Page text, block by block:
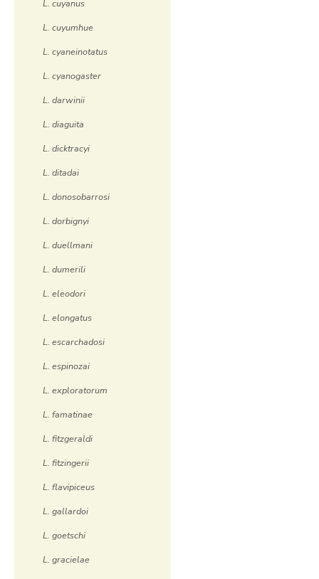
L. cuyanus
L. cuyumhue
L. cyaneinotatus
L. cyanogaster
L. darwinii
L. diaguita
L. dicktracyi
L. ditadai
L. donosobarrosi
L. dorbignyi
L. duellmani
L. dumerili
L. eleodori
L. elongatus
L. escarchadosi
L. espinozai
L. exploratorum
L. famatinae
L. fitzgeraldi
L. fitzingerii
L. flavipiceus
L. gallardoi
L. goetschi
L. gracielae